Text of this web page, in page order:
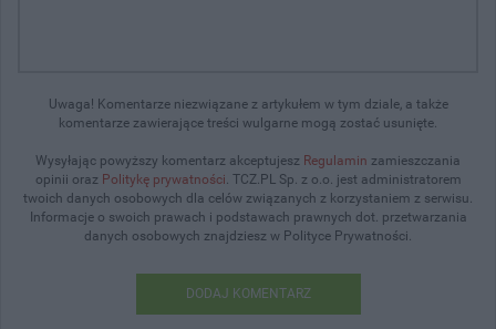
Uwaga! Komentarze niezwiązane z artykułem w tym dziale, a także
komentarze zawierające treści wulgarne mogą zostać usunięte.
Wysyłając powyższy komentarz akceptujesz Regulamin zamieszczania
opinii oraz Politykę prywatności. TCZ.PL Sp. z o.o. jest administratorem
twoich danych osobowych dla celów związanych z korzystaniem z serwisu.
Informacje o swoich prawach i podstawach prawnych dot. przetwarzania
danych osobowych znajdziesz w Polityce Prywatności.
DODAJ KOMENTARZ